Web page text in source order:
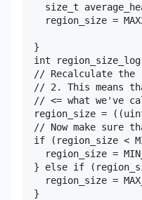
size_t
region_size =
  }
int
// Recalculate the
// 2. This means
// <= what we've
region_size =
// Now make sure
if (region_size <
region_size =
} else if
region_size =
  }